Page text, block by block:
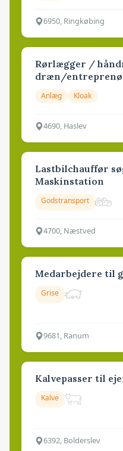
6950, Ringkøbing
Rørlægger /
dræn/
Anlæg Kloak
4690, Haslev
Lastbilchauffør
Maskinstation
Godstransport
4700, Næstved
Medarbejdere til
Grise
9681, Ranum
Kalvepasser til
Kalve
6392, Bolderslev